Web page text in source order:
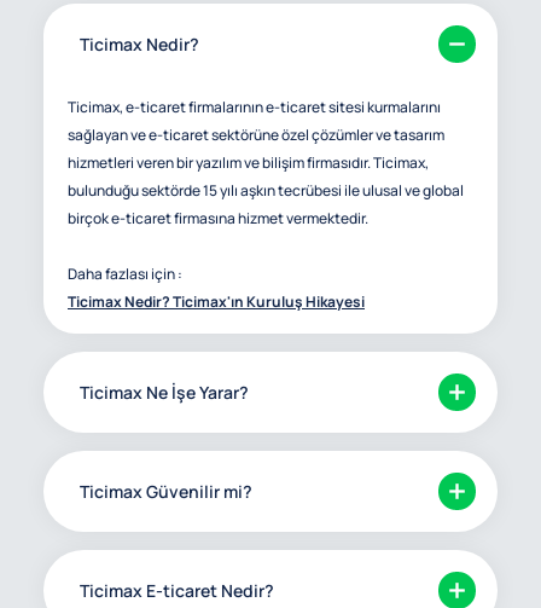
Ticimax Nedir?
Ticimax, e-ticaret firmalarının e-ticaret sitesi kurmalarını
sağlayan ve e-ticaret sektörüne özel çözümler ve tasarım
hizmetleri veren bir yazılım ve bilişim firmasıdır. Ticimax,
bulunduğu sektörde 15 yılı aşkın tecrübesi ile ulusal ve global
birçok e-ticaret firmasına hizmet vermektedir.
Daha fazlası için :
Ticimax Nedir? Ticimax'ın Kuruluş Hikayesi
Ticimax Ne İşe Yarar?
Ticimax Güvenilir mi?
Ticimax E-ticaret Nedir?